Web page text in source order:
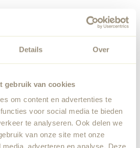
Details Over
gebruik van cookies
om content en advertenties te
voor social media te bieden
te analyseren. Ook delen we
van onze site met onze
adverteren en analyse. Deze
went wrong